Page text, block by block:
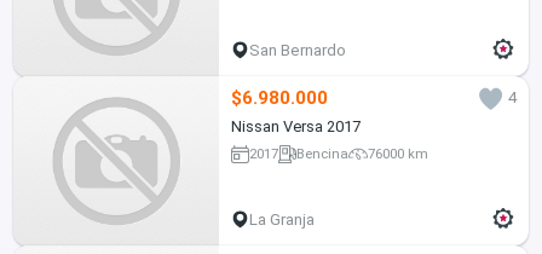
San Bernardo
$6.980.000
4
Nissan Versa 2017
2017 Bencina 76000 km
La Granja